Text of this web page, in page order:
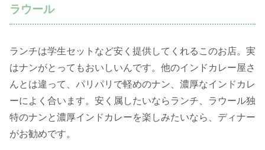
ラウール
ランチは学生セットなど安く提供してくれるこのお店。実
はナンがとってもおいしいんです。他のインドカレー屋さ
んとは違って、パリパリで軽めのナン、濃厚なインドカレ
ーによく合います。安く属したいならランチ、ラウール独
特のナンと濃厚インドカレーを楽しみたいなら、ディナー
がお勧めです。